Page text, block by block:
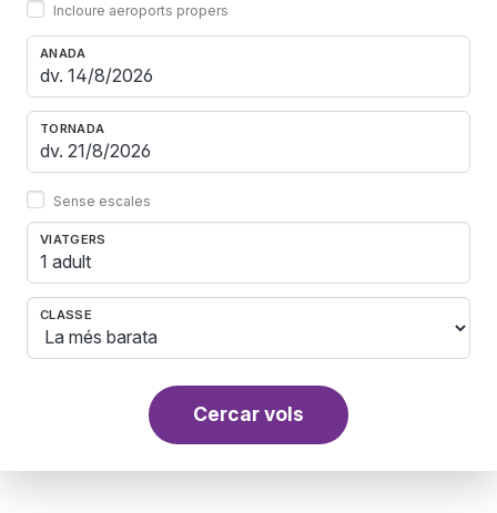
Incloure aeroports propers
ANADA
TORNADA
Sense escales
VIATGERS
1 adult
CLASSE
Cercar vols